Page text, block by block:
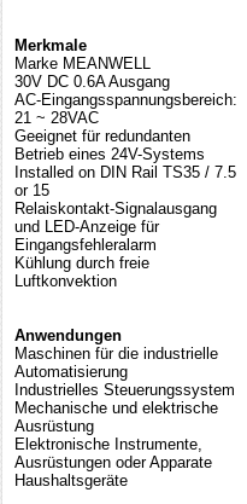
Merkmale
Marke MEANWELL
30V DC 0.6A Ausgang
AC-Eingangsspannungsbereich:
21 ~ 28VAC
Geeignet für redundanten
Betrieb eines 24V-Systems
Installed on DIN Rail TS35 / 7.5
or 15
Relaiskontakt-Signalausgang
und LED-Anzeige für
Eingangsfehleralarm
Kühlung durch freie
Luftkonvektion
Anwendungen
Maschinen für die industrielle
Automatisierung
Industrielles Steuerungssystem
Mechanische und elektrische
Ausrüstung
Elektronische Instrumente,
Ausrüstungen oder Apparate
Haushaltsgeräte